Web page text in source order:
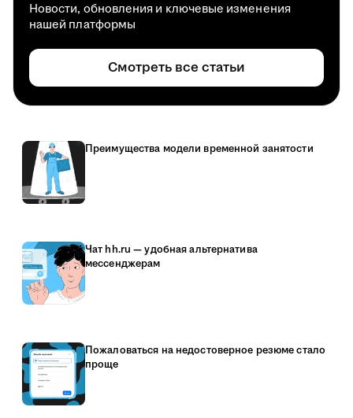
Новости, обновления и ключевые изменения
нашей платформы
Смотреть все статьи
Преимущества модели временной занятости
Чат hh.ru — удобная альтернатива
мессенджерам
Пожаловаться на недостоверное резюме стало
проще